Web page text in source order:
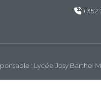
+352
: Lycée Josy Barthel